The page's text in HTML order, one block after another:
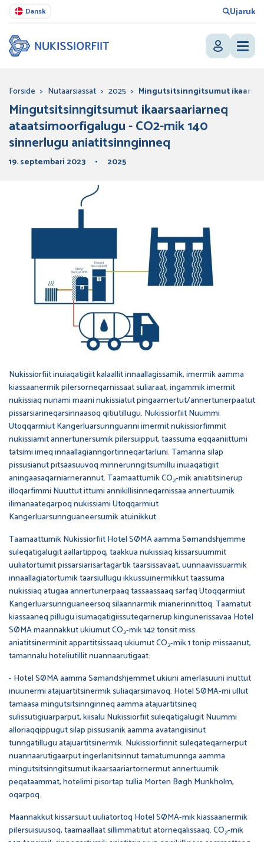
Dansk Ujaruk
Forside > Nutaarsiassat > 2025 > Mingutsitsinngitsumut
Mingutsitsinngitsumut ikaarsaariarneq
ataatsimoorfigalugu - CO2-mik 140
sinnerlugu aniatitsinnginneq
19. septembari 2023 2025
Nukissiorfiit inuiaqatigiit kalaallit innaallagissamik, imermik aamma
kiassaanermik pilersorneqarnissaat suliaraat, ingammik imermit
nukissiaq nunami maani nukissiatut pingaarnertut/annertunerpaatut
pissarsiarineqarsinnaasoq qitiutillugu. Nukissiorfiit Nuummi
Utoqqarmiut Kangerluarsunnguanni imermit nukissiorfimmit
nukissiamit annertunersumik pilersuipput, taassuma eqqaaniittumi
tatsimi imeq innaallagianngortinneqartarluni. Tamanna silap
pissusianut pitsaasuuvoq minnerunngitsumillu inuiaqatigiit
aningaasaqarniarnerannut. Taamaattumik CO2-mik aniatitsinerup
illoqarfimmi Nuuttut ittumi annikillisinneqarnissaa annertuumik
ilimanaateqarpoq nukissiami Utoqqarmiut
Kangerluarsunnguaneersumik atuinikkut.
Taamaattumik Nukissiorfiit Hotel SØMA aamma Sømandshjemme
suleqatigalugit aallartippoq, taakkua nukissiaq kissarsuummit
uuliatortumit pissarsiarisartagartik taarsissavaat, uunnaavissuarmik
innaallagiatortumik taarsiullugu ikkussuinermikkut taassuma
nukissiaq atugaa annertunerpaaq tassaassaaq sarfaq Utoqqarmiut
Kangerluarsunnguaneersoq silaannarmik mianerinnittoq. Taamatut
kiassaaneq pillugu isumaqatigiissuteqarnerup kingunerissavaa Hotel
SØMA maannakkut ukiumut CO2-mik 142 tonsit miss.
aniatitsinerminit appartitsissaaq ukiumut CO2-mik 1 tonip missaanut,
tamannalu hoteliutillit nuannaarutigaat:
- Hotel SØMA aamma Sømandshjemmet ukiuni amerlasuuni inuttut
inuunermi atajuartitsinermik suliaqarsimavoq. Hotel SØMA-mi ullut
tamaasa mingutsitsinnginneq aamma atajuartitsineq
sulissutigiuarparput, kiisalu Nukissiorfiit suleqatigalugit Nuummi
alloriaqqippugut silap pissusianik aamma avatangiisinut
tunngatillugu atajuartitsinermik. Nukissiorfinnit suleqateqarnerput
nuannaarutigaarput ingerlanitsinnut tamatumunnga aamma
mingutsitsinngitsumut ikaarsaariartornermut annertuumik
peqataammat, hotelimi pisortap tullia Morten Bøgh Munkholm,
oqarpoq.
Maannakkut kissarsuut uuliatortoq Hotel SØMA-mik kiassaanermik
pilersuisuusoq, taamaallaat sillimmatitut atorneqalissaaq. CO2-mik